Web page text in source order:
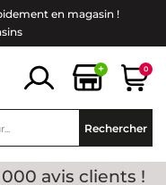
en magasin !
+ 0
Rechercher
000 avis clients !